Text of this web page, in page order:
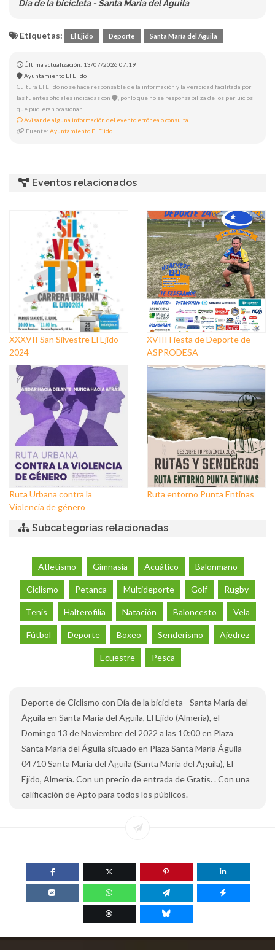
Día de la bicicleta - Santa María del Águila
Etiquetas: El Ejido Deporte Santa María del Águila
Última actualización: 13/07/2026 07:19
Ayuntamiento El Ejido
Cultura El Ejido no se hace responsable de la información y la veracidad facilitada por
las fuentes oficiales indicadas con
, por lo que no se responsabiliza de los perjuicios
que pudieran ocasionar.
Avisar de alguna información del evento errónea o consulta.
Fuente: Ayuntamiento El Ejido
Eventos relacionados
XXXVII San Silvestre El Ejido
2024
XVIII Fiesta de Deporte de
ASPRODESA
Ruta Urbana contra la
Violencia de género
Ruta entorno Punta Entinas
Subcategorías relacionadas
Atletismo Gimnasia Acuático Balonmano
Ciclismo Petanca Multideporte Golf Rugby
Tenis Halterofilia Natación Baloncesto Vela
Fútbol Deporte Boxeo Senderismo Ajedrez
Ecuestre Pesca
Deporte de Ciclismo con Día de la bicicleta - Santa María del
Águila en Santa María del Águila, El Ejido (Almería), el
Domingo 13 de Noviembre del 2022 a las 10:00 en Plaza
Santa María del Águila situado en Plaza Santa María Águila -
04710 Santa María del Águila (Santa María del Águila), El
Ejido, Almería. Con un precio de entrada de Gratis. . Con una
calificación de Apto para todos los públicos.